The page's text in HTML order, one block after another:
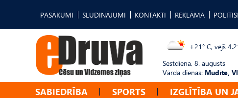
PASĀKUMI SLUDINĀJUMI KONTAKTI REKLĀMA
+21° C, vējš
Sestdiena, 8. augusts
Vārda dienas: Mudīte,
SABIEDRĪBA SPORTS IZGLĪTĪBA UN